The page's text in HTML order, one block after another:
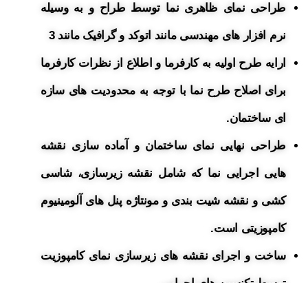
طراحی نمای ظاهری نما توسط طراح و به وسیله
نرم افزار های مهندسی مانند اتوکد و گرافیک مانند 3
ارایه طرح اولیه به کارفرما و اطلاع از نظرات کارفرما
برای اصلاح طرح نما با توجه به محدودیت های سازه
ای ساختمان.
طراحی نهایی نمای ساختمان و آماده سازی نقشه
هایی اجرایی نما که شامل نقشه زیرسازی، شاسی
کشی و نقشه شیت بندی و مونتاژه پنل های آلومینیوم
کامپوزیتی است.
ساخت و اجرای نقشه های زیرسازی نمای کامپوزیت